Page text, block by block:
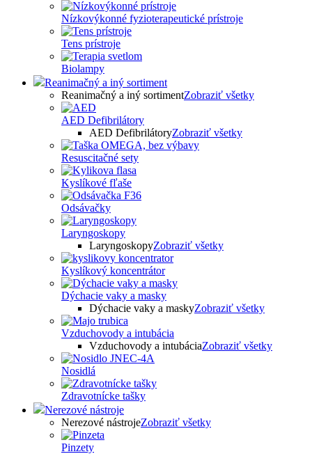
Nízkovýkonné fyzioterapeutické prístroje
Tens prístroje
Biolampy
Reanimačný a iný sortiment
Reanimačný a iný sortimentZobraziť všetky
AED Defibrilátory
AED DefibrilátoryZobraziť všetky
Resuscitačné sety
Kyslíkové fľaše
Odsávačky
Laryngoskopy
LaryngoskopyZobraziť všetky
Kyslíkový koncentrátor
Dýchacie vaky a masky
Dýchacie vaky a maskyZobraziť všetky
Vzduchovody a intubácia
Vzduchovody a intubáciaZobraziť všetky
Nosidlá
Zdravotnícke tašky
Nerezové nástroje
Nerezové nástrojeZobraziť všetky
Pinzety